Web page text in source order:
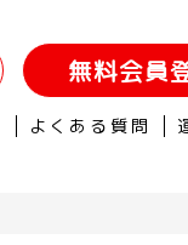
無料会員
よくある質問